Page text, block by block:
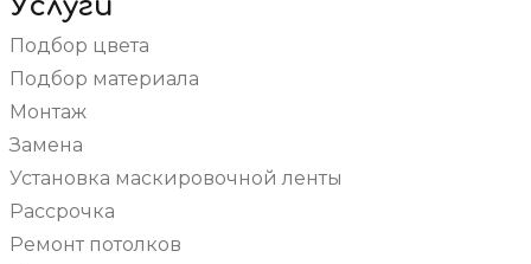
В ванную
Для коттеджа
Фактурные с тиснением и узором
Парящие
Подбор цвета
Подбор материала
Монтаж
Замена
Установка маскировочной ленты
Рассрочка
Ремонт потолков